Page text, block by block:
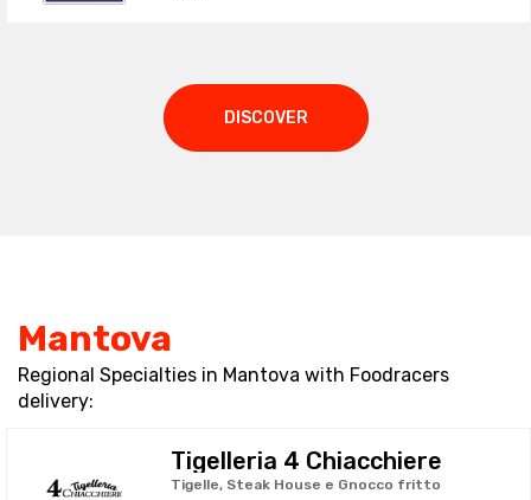
DISCOVER
Mantova
Regional Specialties in Mantova with Foodracers
delivery:
Tigelleria 4 Chiacchiere
Tigelle, Steak House e Gnocco fritto